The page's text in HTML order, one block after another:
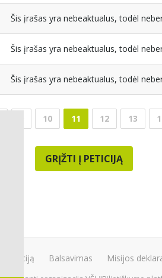
Šis įrašas yra nebeaktualus, todėl
Šis įrašas yra nebeaktualus, todėl
Šis įrašas yra nebeaktualus, todėl
10 11 12 13
GRĮŽTI Į PETICIJĄ
peticiją Balsavimas Misijos